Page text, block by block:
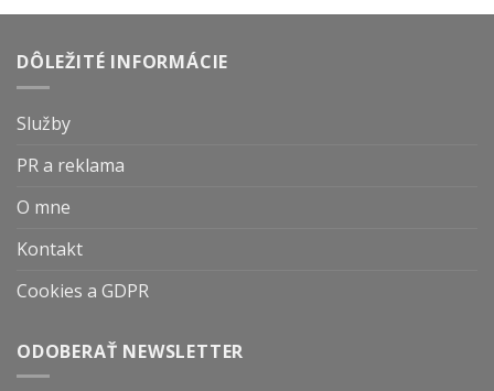
DÔLEŽITÉ INFORMÁCIE
Služby
PR a reklama
O mne
Kontakt
Cookies a GDPR
ODOBERAŤ NEWSLETTER